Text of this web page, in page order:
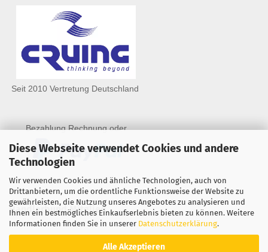
Diese Webseite verwendet Cookies und andere
Technologien
Wir verwenden Cookies und ähnliche Technologien, auch von
Drittanbietern, um die ordentliche Funktionsweise der Website zu
gewährleisten, die Nutzung unseres Angebotes zu analysieren und
Ihnen ein bestmögliches Einkaufserlebnis bieten zu können. Weitere
Informationen finden Sie in unserer Datenschutzerklärung.
Alle Akzeptieren
Seit 2010 Vertretung Deutschland
Bezahlung Rechnung oder
Händlerbund Mitglied